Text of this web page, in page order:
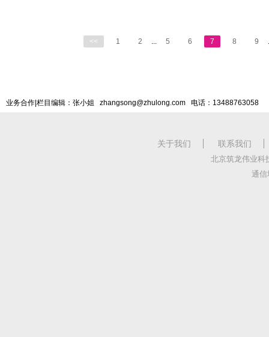
<< 1 2 ... 5 6 7 8 9
业务合作|栏目编辑：张小姐 zhangsong@zhulong.com 电话：13488763058
关于我们 联系我们
北京筑龙伟业科
通